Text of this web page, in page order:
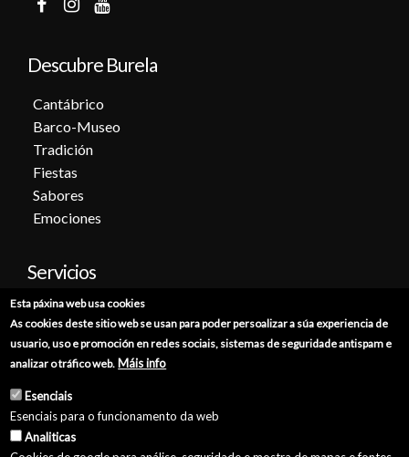
Descubre Burela
Cantábrico
Barco-Museo
Tradición
Fiestas
Sabores
Emociones
Servicios
Cita previa
Sede electrónica
Catálogo de trámites
Punto de información catastral
Punto Limpio
Esta páxina web usa cookies
As cookies deste sitio web se usan para poder persoalizar a súa experiencia de
usuario, uso e promoción en redes sociais, sistemas de seguridade antispam e
analizar o tráfico web. Máis info
Esenciais
Esenciais para o funcionamento da web
Analiticas